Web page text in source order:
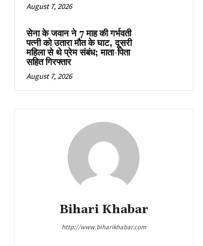
August 7, 2026
सेना के जवान ने 7 माह की गर्भवती
पत्नी को उतारा मौत के घाट, दूसरी
महिला से थे प्रेम संबंध; माता-पिता
सहित गिरफ्तार
August 7, 2026
Bihari Khabar
http://www.biharikhabar.com